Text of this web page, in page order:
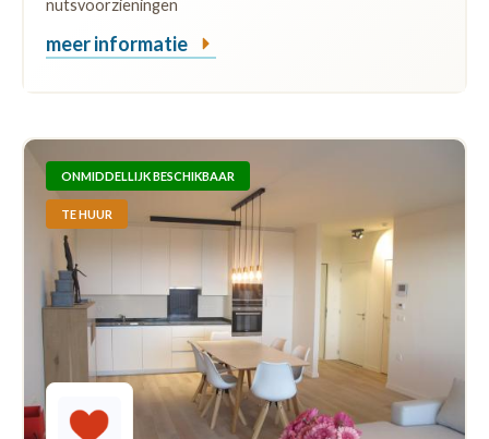
nutsvoorzieningen
meer informatie
ONMIDDELLIJK BESCHIKBAAR
TE HUUR